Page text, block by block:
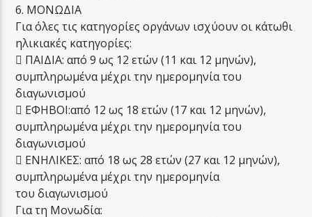
6. ΜΟΝΩΔΙΑ
Για όλες τις κατηγορίες οργάνων ισχύουν οι κάτωθι
ηλικιακές κατηγορίες:
 ΠΑΙΔΙΑ: από 9 ως 12 ετών (11 και 12 μηνών),
συμπληρωμένα μέχρι την ημερομηνία του
διαγωνισμού
 ΕΦΗΒΟΙ:από 12 ως 18 ετών (17 και 12 μηνών),
συμπληρωμένα μέχρι την ημερομηνία του
διαγωνισμού
 ΕΝΗΛΙΚΕΣ: από 18 ως 28 ετών (27 και 12 μηνών),
συμπληρωμένα μέχρι την ημερομηνία
του διαγωνισμού
Για τη Μονωδία: